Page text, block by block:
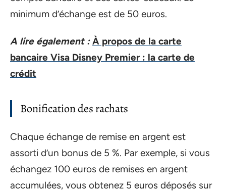
minimum d’échange est de 50 euros.
A lire également : À propos de la carte
bancaire Visa Disney Premier : la carte de
crédit
Bonification des rachats
Chaque échange de remise en argent est
assorti d’un bonus de 5 %. Par exemple, si vous
échangez 100 euros de remises en argent
accumulées, vous obtenez 5 euros déposés sur